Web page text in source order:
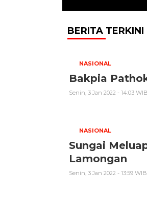
BERITA TERKINI
NASIONAL
Bakpia
Senin, 3 Jan 2022 - 14:03 WIB
NASIONAL
Sungai
Lamongan
Senin, 3 Jan 2022 - 13:59 WIB